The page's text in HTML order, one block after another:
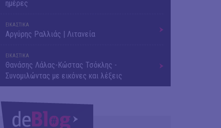
ημέρες
ΕΙΚΑΣΤΙΚΑ
Αργύρης Ραλλιάς | Λιτανεία
ΕΙΚΑΣΤΙΚΑ
Θανάσης Λάλας-Κώστας Τσόκλης -
Συνομιλώντας με εικόνες και λέξεις